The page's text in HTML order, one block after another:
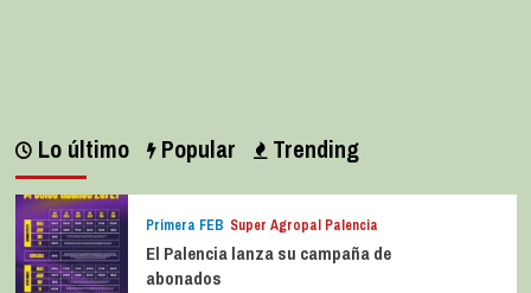
Lo último Popular Trending
Primera FEB Super Agropal Palencia
El Palencia lanza su campaña de
abonados